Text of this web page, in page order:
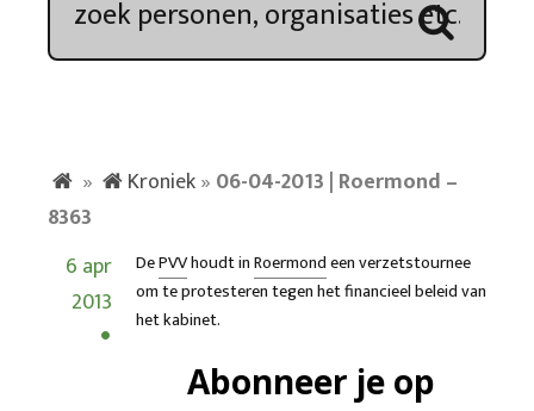
Kroniek
Nieuwsbrief
» Kroniek» 06-04-2013 | Roermond –
8363
6 apr
2013
DePVVhoudt inRoermondeen verzetstournee
om te protesteren tegen het financieel beleid van
het kabinet.